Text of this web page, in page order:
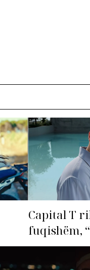
Capital T
fuqishëm,
premton
radhës!